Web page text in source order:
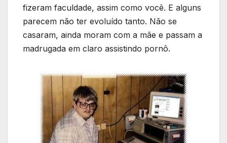
fizeram faculdade, assim como você. E alguns
parecem não ter evoluído tanto. Não se
casaram, ainda moram com a mãe e passam a
madrugada em claro assistindo pornô.